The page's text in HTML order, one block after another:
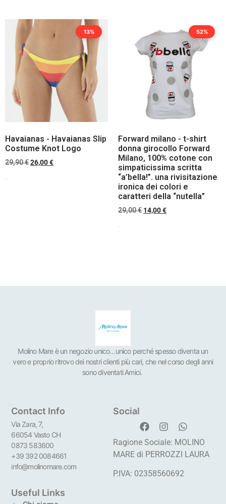
13%
Havaianas - Havaianas Slip
Costume Knot Logo
29,90€26,00€
52%
Forward milano - t-shirt
donna girocollo Forward
Milano, 100% cotone con
simpaticissima scritta
“a’bella!”. una rivisitazione
ironica dei colori e
caratteri della “nutella”
29,00€ 14,00€
Molino Mare è un negozio unico…unico perché spesso diventa un
vero e proprio ritrovo dei nostri clienti più cari, che nel corso degli anni
sono diventati Amici.
Contact Info
Via Zara, 7,
66054 Vasto CH
0873 583600
+39 392 0084661
info@molinomare.com
Social
Ragione Sociale: MOLINO
MARE di PERROZZI LAURA
P.IVA: 02358560692
Useful Links